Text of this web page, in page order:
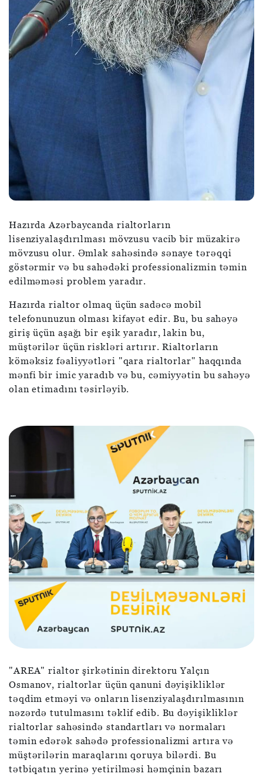
Hazırda Azərbaycanda rialtorların
lisenziyalaşdırılması mövzusu vacib bir müzakirə
mövzusu olur. Əmlak sahəsində sənaye tərəqqi
göstərmir və bu sahədəki professionalizmin təmin
edilməməsi problem yaradır.
Hazırda rialtor olmaq üçün sadəcə mobil
telefonunuzun olması kifayət edir. Bu, bu sahəyə
giriş üçün aşağı bir eşik yaradır, lakin bu,
müştərilər üçün riskləri artırır. Rialtorların
köməksiz fəaliyyətləri "qara rialtorlar" haqqında
mənfi bir imic yaradıb və bu, cəmiyyətin bu sahəyə
olan etimadını təsirləyib.
"AREA" rialtor şirkətinin direktoru Yalçın
Osmanov, rialtorlar üçün qanuni dəyişikliklər
təqdim etməyi və onların lisenziyalaşdırılmasının
nəzərdə tutulmasını təklif edib. Bu dəyişikliklər
rialtorlar sahəsində standartları və normaları
təmin edərək sahədə professionalizmi artıra və
müştərilərin maraqlarını qoruya bilərdi. Bu
tətbiqatın yerinə yetirilməsi həmçinin bazarı